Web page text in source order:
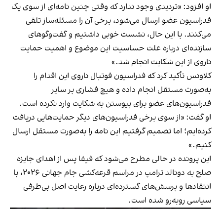
او افزود: «تردیدی وجود ندارد که وقتی چنین نامه‌ای از سوی یک
فدراسیون عضو ارسال می‌شود، برخی آن را مسئله‌ساز تلقی
می‌کنند. با این حال، نشست خوبی داشتیم و گفت‌وگوهای
سازنده‌ای درباره علت حساسیت این موضوع و اهمیت حمایت
ناروی از این شکایت انجام شد.»
کلاونس تأکید کرد که فدراسیون فوتبال ناروی این اقدام را
به‌صورت مستقل انجام داده و هیچ فشاری بر سایر
فدراسیون‌های عضو برای پیوستن به شکایت وارد نکرده است.
او گفت: «از سوی برخی فدراسیون‌های دیگر حمایت‌هایی دریافت
کرده‌ایم؛ اما تصمیم گرفتیم این نامه را به‌صورت مستقل ارسال
کنیم.»
این پرونده در حالی مطرح می‌شود که فیفا پس از اهدای جایزه
صلح به دونالد ترامپ در مراسم قرعه‌کشی جام جهانی ۲۰۲۶، با
انتقادها و پرسش‌های گسترده‌ای درباره رعایت اصل بی‌طرفی
سیاسی روبه‌رو شده است.